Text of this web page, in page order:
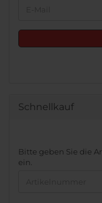
Schnellkauf
BITTE
GEBEN
Bitte geben Sie die
ein.